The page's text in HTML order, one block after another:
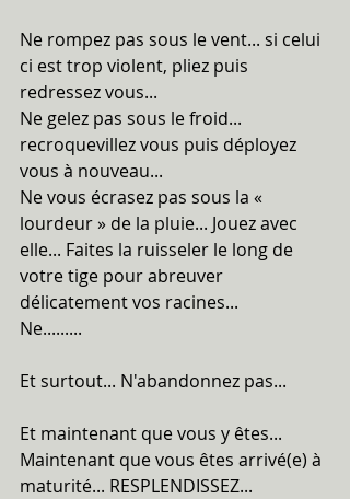
Ne rompez pas sous le vent... si celui
ci est trop violent, pliez puis
redressez vous...
Ne gelez pas sous le froid...
recroquevillez vous puis déployez
vous à nouveau...
Ne vous écrasez pas sous la «
lourdeur » de la pluie... Jouez avec
elle... Faites la ruisseler le long de
votre tige pour abreuver
délicatement vos racines...
Ne.........
Et surtout... N'abandonnez pas...
Et maintenant que vous y êtes...
Maintenant que vous êtes arrivé(e) à
maturité... RESPLENDISSEZ...